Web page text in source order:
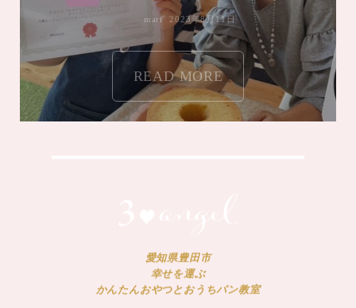
mari 2023年8月11日
READ MORE
愛知県豊田市
幸せを運ぶ
かんたんおやつとおうちパン教室